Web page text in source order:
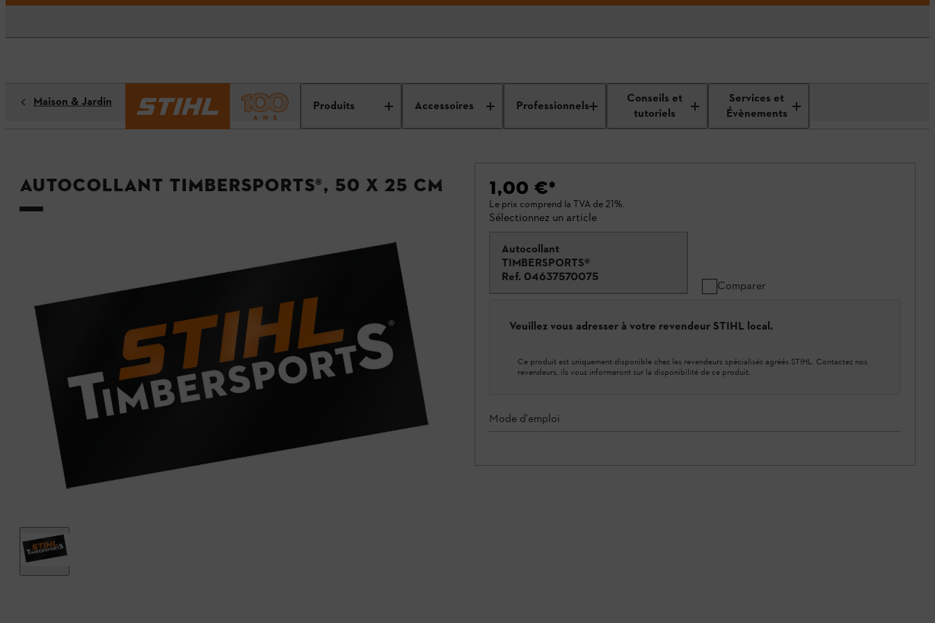
Produits Accessoires Professionnels
Conseils et
tutoriels
Services et
Évènements
Maison & Jardin
Autocollant TIMBERSPORTS®, 50 x 25 cm 1,00 €*
Le prix comprend la TVA de 21%.
Sélectionnez un article
Autocollant
TIMBERSPORTS®
Ref. 04637570075
Comparer
Veuillez vous adresser à votre revendeur STIHL local.
Ce produit est uniquement disponible chez les revendeurs spécialisés agréés STIHL. Contactez nos
revendeurs, ils vous informeront sur la disponibilité de ce produit.
Mode d'emploi